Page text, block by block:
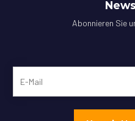
Abonnieren Sie